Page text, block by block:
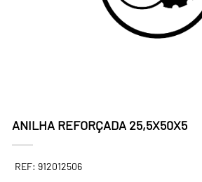
ANILHA REFORÇADA 25,5X50X5
REF: 912012506